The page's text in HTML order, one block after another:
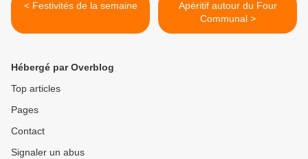
< Festivités de la semaine
Apéritif autour du Four
Communal >
Hébergé par Overblog
Top articles
Pages
Contact
Signaler un abus